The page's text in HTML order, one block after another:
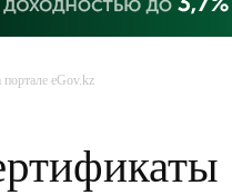
eGov.kz